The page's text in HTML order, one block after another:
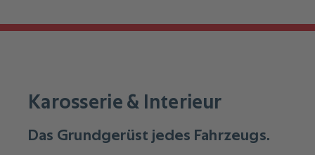
Karosserie & Interieur
Das Grundgerüst jedes Fahrzeugs.